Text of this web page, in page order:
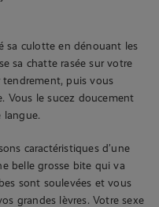
sa culotte en dénouant les
sa chatte rasée sur votre
tendrement, puis vous
Vous le sucez doucement
langue.
caractéristiques d’une
belle grosse bite qui va
sont soulevées et vous
grandes lèvres. Votre sexe